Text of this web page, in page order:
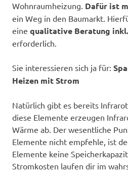
Wohnraumheizung. Dafür ist
ein Weg in den Baumarkt.
eine qualitative Beratung
erforderlich.
Sie interessieren sich ja für:
Heizen mit Strom
Natürlich gibt es bereits
diese Elemente erzeugen
Wärme ab. Der wesentliche
Elemente nicht empfehle, ist
Elemente keine
Stromkosten laufen dir im